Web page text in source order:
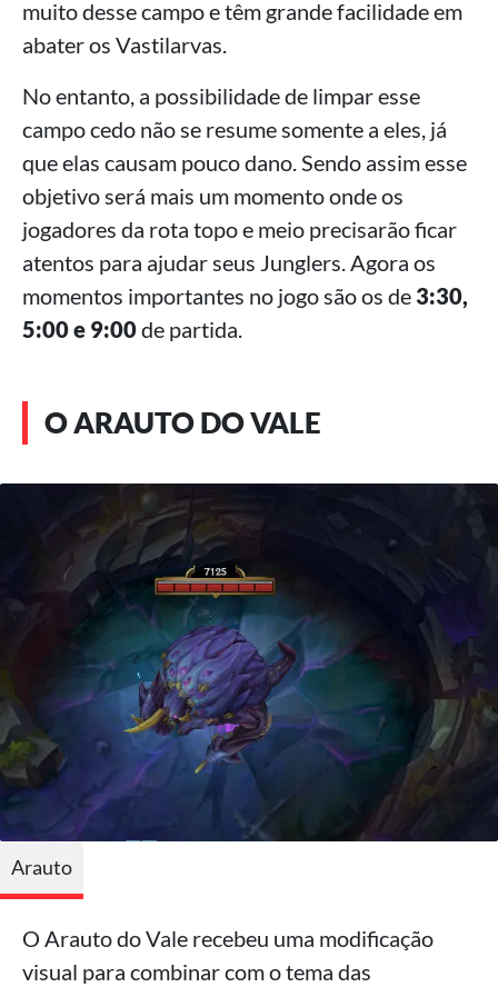
muito desse campo e têm grande facilidade em
abater os Vastilarvas.
No entanto, a possibilidade de limpar esse
campo cedo não se resume somente a eles, já
que elas causam pouco dano. Sendo assim esse
objetivo será mais um momento onde os
jogadores da rota topo e meio precisarão ficar
atentos para ajudar seus Junglers. Agora os
momentos importantes no jogo são os de 3:30,
5:00 e 9:00de partida.
O ARAUTO DO VALE
Arauto
O Arauto do Vale recebeu uma modificação
visual para combinar com o tema das